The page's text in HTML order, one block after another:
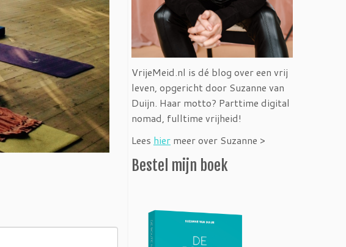
VrijeMeid.nl is dé blog over een vrij
leven, opgericht door Suzanne van
Duijn. Haar motto? Parttime digital
nomad, fulltime vrijheid!
Lees hier meer over Suzanne >
Bestel mijn boek